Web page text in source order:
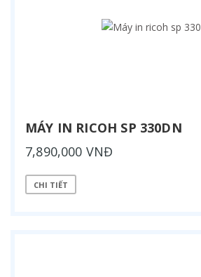
MÁY IN RICOH SP 330DN
7,890,000 VNĐ
CHI TIẾT